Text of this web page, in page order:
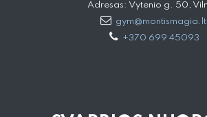
Adresas: Vytenio g. 50,
gym@montismagia.lt
+370 699 45093